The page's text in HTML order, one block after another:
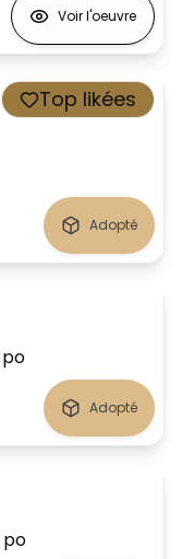
Voir l'oeuvre
Top likées
Adopté
po
Adopté
po